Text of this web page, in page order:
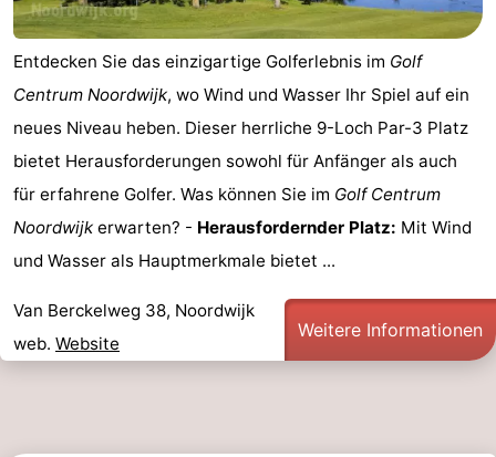
Natur
Hollands
Duin
-
Katwijk
Scheveningen
-
Rockanje
Wetter
Entdecken Sie das einzigartige Golferlebnis im Golf
Centrum Noordwijk, wo Wind und Wasser Ihr Spiel auf ein
neues Niveau heben. Dieser herrliche 9-Loch Par-3 Platz
bietet Herausforderungen sowohl für Anfänger als auch
für erfahrene Golfer. Was können Sie im Golf Centrum
Noordwijk erwarten? - Herausfordernder Platz: Mit Wind
und Wasser als Hauptmerkmale bietet ...
Van Berckelweg 38, Noordwijk
web. Website
Weitere Informationen